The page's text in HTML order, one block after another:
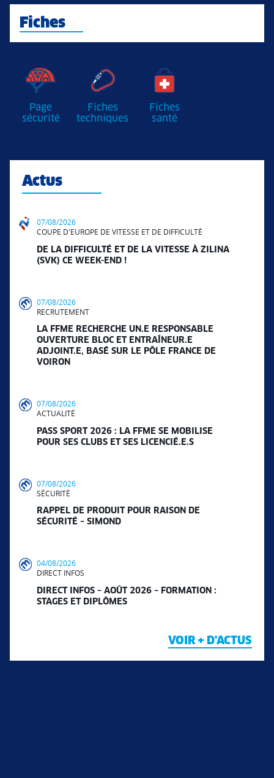
Fiches
Page
sécurité
Fiches
techniques
Fiches
santé
Actus
07/08/2026
COUPE D'EUROPE DE VITESSE ET DE DIFFICULTÉ
DE LA DIFFICULTÉ ET DE LA VITESSE À ZILINA
(SVK) CE WEEK-END !
07/08/2026
RECRUTEMENT
LA FFME RECHERCHE UN.E RESPONSABLE
OUVERTURE BLOC ET ENTRAÎNEUR.E
ADJOINT.E, BASÉ SUR LE PÔLE FRANCE DE
VOIRON
07/08/2026
ACTUALITÉ
PASS SPORT 2026 : LA FFME SE MOBILISE
POUR SES CLUBS ET SES LICENCIÉ.E.S
07/08/2026
SÉCURITÉ
RAPPEL DE PRODUIT POUR RAISON DE
SÉCURITÉ – SIMOND
04/08/2026
DIRECT INFOS
DIRECT INFOS – AOÛT 2026 – FORMATION :
STAGES ET DIPLÔMES
VOIR + D'ACTUS